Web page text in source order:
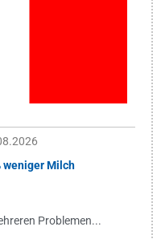
weniger Milch
Problemen...